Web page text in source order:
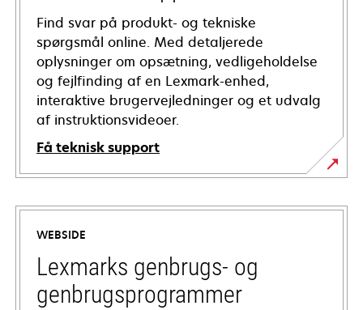
Find svar på produkt- og tekniske
spørgsmål online. Med detaljerede
oplysninger om opsætning, vedligeholdelse
og fejlfinding af en Lexmark-enhed,
interaktive brugervejledninger og et udvalg
af instruktionsvideoer.
Få teknisk support
opens
in
new
tab
WEBSIDE
Lexmarks genbrugs- og
genbrugsprogrammer